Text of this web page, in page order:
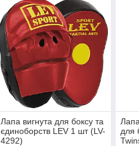
Лапа вигнута для боксу та
єдиноборств LEV 1 шт (LV-
4292)
для